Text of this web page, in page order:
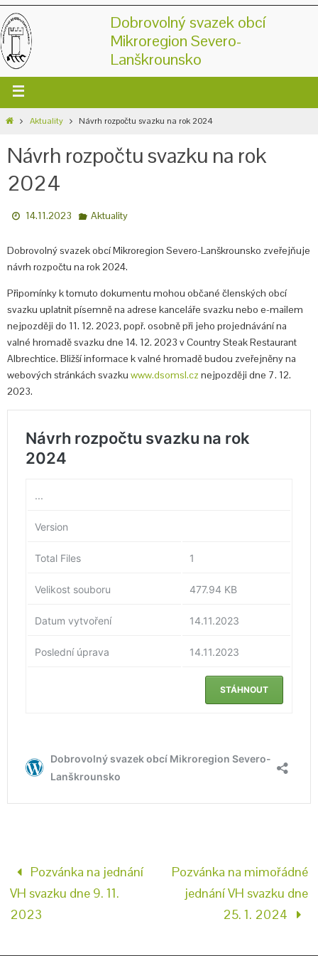
Dobrovolný svazek obcí
Mikroregion Severo-
Lanškrounsko
Aktuality Návrh rozpočtu svazku na rok 2024
Návrh rozpočtu svazku na rok
2024
14.11.2023 Aktuality
Dobrovolný svazek obcí Mikroregion Severo-Lanškrounsko zveřejňuje
návrh rozpočtu na rok 2024.
Připomínky k tomuto dokumentu mohou občané členských obcí
svazku uplatnit písemně na adrese kanceláře svazku nebo e-mailem
nejpozději do 11. 12. 2023, popř. osobně při jeho projednávání na
valné hromadě svazku dne 14. 12. 2023 v Country Steak Restaurant
Albrechtice. Bližší informace k valné hromadě budou zveřejněny na
webových stránkách svazku www.dsomsl.cz nejpozději dne 7. 12.
2023.
Pozvánka na jednání
VH svazku dne 9. 11.
2023
Pozvánka na mimořádné
jednání VH svazku dne
25. 1. 2024